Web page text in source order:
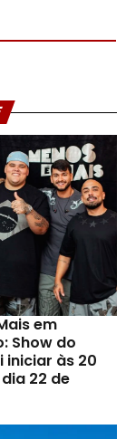
em
Show do
iniciar às 20
22 de